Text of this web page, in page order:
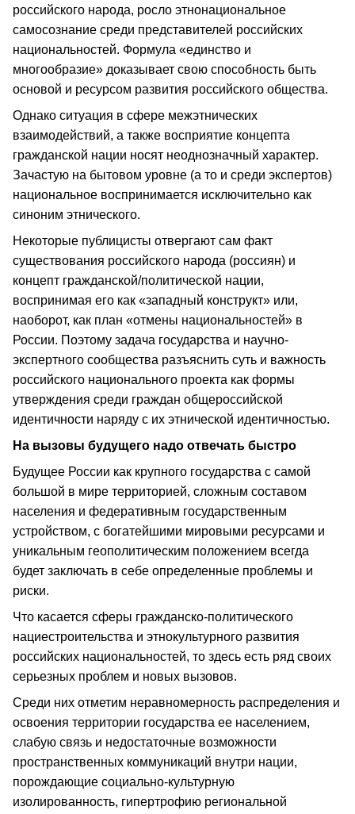
российского народа, росло этнонациональное
самосознание среди представителей российских
национальностей. Формула «единство и
многообразие» доказывает свою способность быть
основой и ресурсом развития российского общества.
Однако ситуация в сфере межэтнических
взаимодействий, а также восприятие концепта
гражданской нации носят неоднозначный характер.
Зачастую на бытовом уровне (а то и среди экспертов)
национальное воспринимается исключительно как
синоним этнического.
Некоторые публицисты отвергают сам факт
существования российского народа (россиян) и
концепт гражданской/политической нации,
воспринимая его как «западный конструкт» или,
наоборот, как план «отмены национальностей» в
России. Поэтому задача государства и научно-
экспертного сообщества разъяснить суть и важность
российского национального проекта как формы
утверждения среди граждан общероссийской
идентичности наряду с их этнической идентичностью.
На вызовы будущего надо отвечать быстро
Будущее России как крупного государства с самой
большой в мире территорией, сложным составом
населения и федеративным государственным
устройством, с богатейшими мировыми ресурсами и
уникальным геополитическим положением всегда
будет заключать в себе определенные проблемы и
риски.
Что касается сферы гражданско-политического
нациестроительства и этнокультурного развития
российских национальностей, то здесь есть ряд своих
серьезных проблем и новых вызовов.
Среди них отметим неравномерность распределения и
освоения территории государства ее населением,
слабую связь и недостаточные возможности
пространственных коммуникаций внутри нации,
порождающие социально-культурную
изолированность, гипертрофию региональной